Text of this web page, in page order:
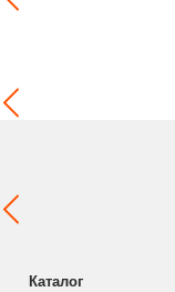
Каталог